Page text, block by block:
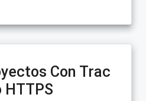
Con Trac
HTTPS